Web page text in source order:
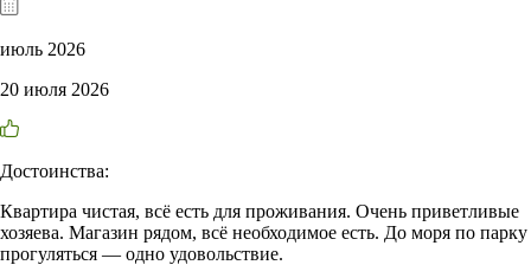
июль 2026
20 июля 2026
Достоинства:
Квартира чистая, всё есть для проживания. Очень приветливые
хозяева. Магазин рядом, всё необходимое есть. До моря по парку
прогуляться — одно удовольствие.